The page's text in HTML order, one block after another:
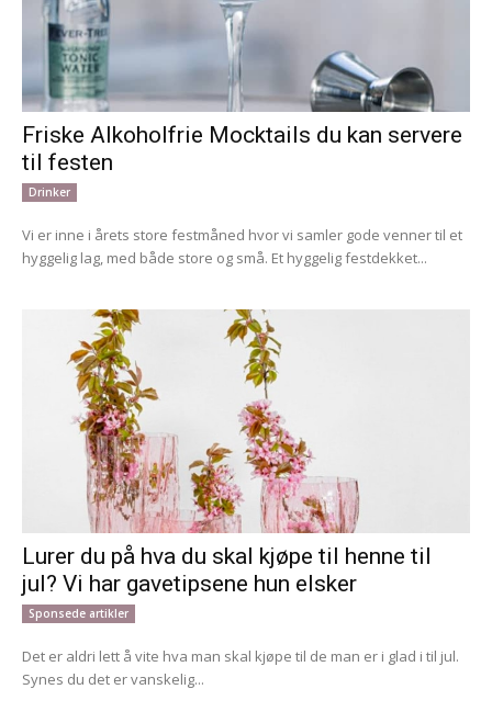
Friske Alkoholfrie Mocktails du kan servere
til festen
Drinker
Vi er inne i årets store festmåned hvor vi samler gode venner til et
hyggelig lag, med både store og små. Et hyggelig festdekket...
Lurer du på hva du skal kjøpe til henne til
jul? Vi har gavetipsene hun elsker
Sponsede artikler
Det er aldri lett å vite hva man skal kjøpe til de man er i glad i til jul.
Synes du det er vanskelig...